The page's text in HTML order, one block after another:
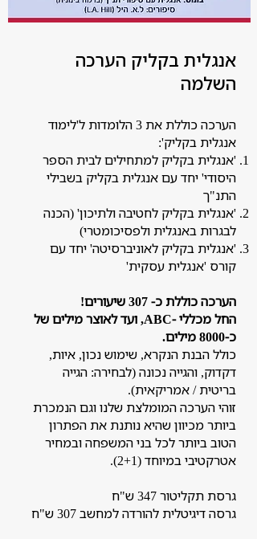
אנגלית בקליק הערכה
השלמה
הערכה כוללת את 3 הלומדות ל'לימוד
אנגלית בקליק':
'אנגלית בקליק למתחילים לבית הספר
היסודי' יחד עם אנגלית בקליק בשבילי
התנ"ך
'אנגלית בקליק לחטיבה ולתיכון' (הכנה
לבגרות באנגלית ולפסיכומטרי)
'אנגלית בקליק לאוניברסיטה' יחד עם
קורס 'אנגלית עסקית'
הערכה כוללת כ- 307 שיעורים!
החל מכללי -ABC, ועד לאוצר מילים של
כ-8000 מילים.
כולל הבנת הנקרא, שימוש נכון, איות,
דקדוק, והגייה נכונה (לבחירה: הגייה
בריטית / אמריקאית).
זוהי הערכה המומלצת שלנו וגם הנמכרת
ביותר מכיוון שהיא נותנת את הפתרון
הטוב ביותר לכל בני המשפחה ובמחיר
אטרקטיבי במיוחד (2+1).
גרסת תקליטור 347 ש"ח
גרסה דיגיטלית להורדה למחשב 307 ש"ח